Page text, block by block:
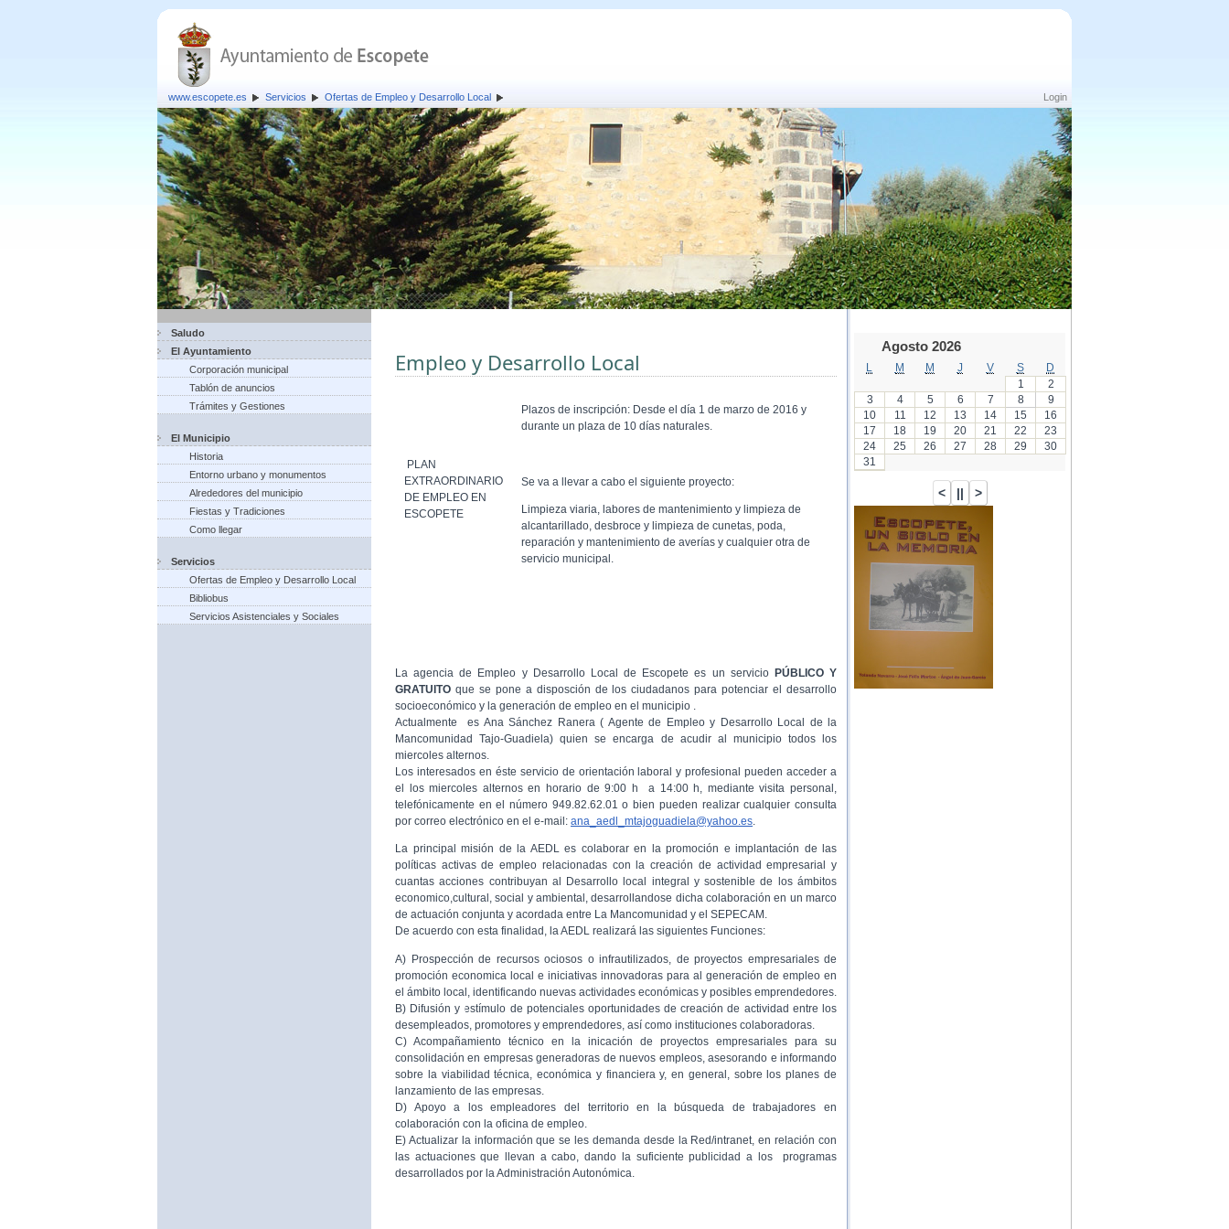
Login
www.escopete.es Servicios Ofertas de Empleo y Desarrollo Local
Saludo
El Ayuntamiento
Corporación municipal
Tablón de anuncios
Trámites y Gestiones
El Municipio
Historia
Entorno urbano y monumentos
Alrededores del municipio
Fiestas y Tradiciones
Como llegar
Servicios
Ofertas de Empleo y Desarrollo Local
Bibliobus
Servicios Asistenciales y Sociales
Empleo y Desarrollo Local
PLAN
EXTRAORDINARIO
DE EMPLEO EN
ESCOPETE
Plazos de inscripción: Desde el día 1 de marzo de 2016 y
durante un plaza de 10 días naturales.
Se va a llevar a cabo el siguiente proyecto:
Limpieza viaria, labores de mantenimiento y limpieza de
alcantarillado, desbroce y limpieza de cunetas, poda,
reparación y mantenimiento de averías y cualquier otra de
servicio municipal.
La agencia de Empleo y Desarrollo Local de Escopete es un servicio PÚBLICO Y
GRATUITO que se pone a disposción de los ciudadanos para potenciar el desarrollo
socioeconómico y la generación de empleo en el municipio .
Actualmente es Ana Sánchez Ranera ( Agente de Empleo y Desarrollo Local de la
Mancomunidad Tajo-Guadiela) quien se encarga de acudir al municipio todos los
miercoles alternos.
Los interesados en éste servicio de orientación laboral y profesional pueden acceder a
el los miercoles alternos en horario de 9:00 h a 14:00 h, mediante visita personal,
telefónicamente en el número 949.82.62.01 o bien pueden realizar cualquier consulta
por correo electrónico en el e-mail: ana_aedl_mtajoguadiela@yahoo.es.
La principal misión de la AEDL es colaborar en la promoción e implantación de las
políticas activas de empleo relacionadas con la creación de actividad empresarial y
cuantas acciones contribuyan al Desarrollo local integral y sostenible de los ámbitos
economico,cultural, social y ambiental, desarrollandose dicha colaboración en un marco
de actuación conjunta y acordada entre La Mancomunidad y el SEPECAM.
De acuerdo con esta finalidad, la AEDL realizará las siguientes Funciones:
A) Prospección de recursos ociosos o infrautilizados, de proyectos empresariales de
promoción economica local e iniciativas innovadoras para al generación de empleo en
el ámbito local, identificando nuevas actividades económicas y posibles emprendedores.
B) Difusión y estímulo de potenciales oportunidades de creación de actividad entre los
desempleados, promotores y emprendedores, así como instituciones colaboradoras.
C) Acompañamiento técnico en la inicación de proyectos empresariales para su
consolidación en empresas generadoras de nuevos empleos, asesorando e informando
sobre la viabilidad técnica, económica y financiera y, en general, sobre los planes de
lanzamiento de las empresas.
D) Apoyo a los empleadores del territorio en la búsqueda de trabajadores en
colaboración con la oficina de empleo.
E) Actualizar la información que se les demanda desde la Red/intranet, en relación con
las actuaciones que llevan a cabo, dando la suficiente publicidad a los programas
desarrollados por la Administración Autonómica.
Agosto 2026
M M J V S
D
1
2
3
4 5 6 7 8
9
10
11 12 13 14 15
16
17
18 19 20 21 22
23
24
25 26 27 28 29
30
31